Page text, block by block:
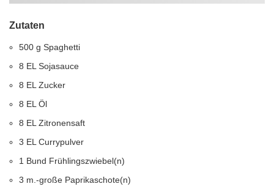
Zutaten
500 g Spaghetti
8 EL Sojasauce
8 EL Zucker
8 EL Öl
8 EL Zitronensaft
3 EL Currypulver
1 Bund Frühlingszwiebel(n)
3 m.-große Paprikaschote(n)